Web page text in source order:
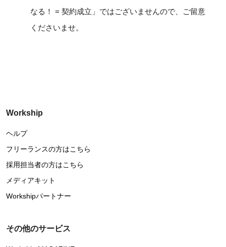
なる！ = 契約成立」ではございませんので、ご留意
くださいませ。
Workship
ヘルプ
フリーランスの方はこちら
採用担当者の方はこちら
メディアキット
Workshipパートナー
その他のサービス